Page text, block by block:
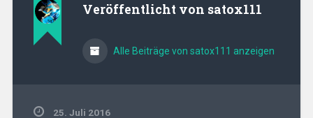
Veröffentlicht von satox111
Alle Beiträge von satox111 anzeigen
25. Juli 2016